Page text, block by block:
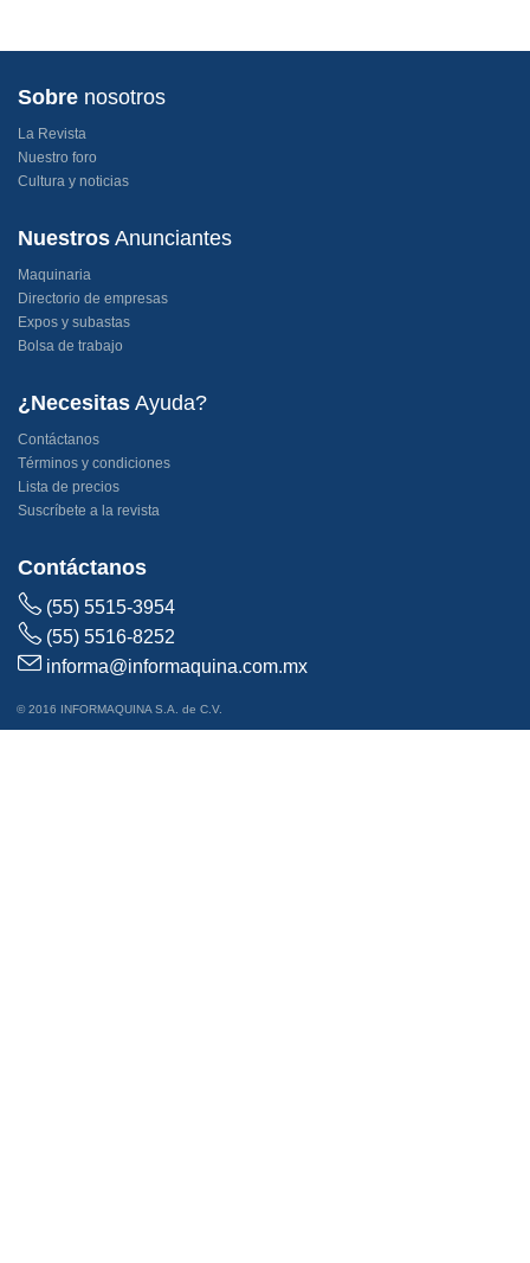
Sobre nosotros
La Revista
Nuestro foro
Cultura y noticias
Nuestros Anunciantes
Maquinaria
Directorio de empresas
Expos y subastas
Bolsa de trabajo
¿Necesitas Ayuda?
Contáctanos
Términos y condiciones
Lista de precios
Suscríbete a la revista
Contáctanos
(55) 5515-3954
(55) 5516-8252
informa@informaquina.com.mx
© 2016 INFORMAQUINA S.A. de C.V.